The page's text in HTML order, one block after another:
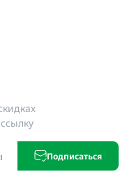
Подписаться